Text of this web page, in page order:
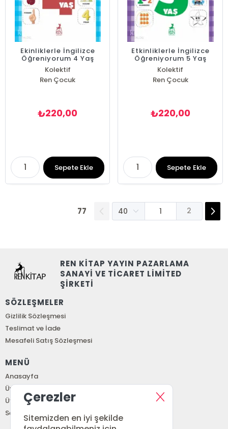
Ekinliklerle İngilizce
Öğreniyorum 4 Yaş
Kolektif
Ren Çocuk
₺220,00
Sepete Ekle
Etkinliklerle İngilizce
Öğreniyorum 5 Yaş
Kolektif
Ren Çocuk
₺220,00
Sepete Ekle
77 2
REN KİTAP YAYIN PAZARLAMA
SANAYİ VE TİCARET LİMİTED
ŞİRKETİ
SÖZLEŞMELER
Gizlilik Sözleşmesi
Teslimat ve İade
Mesafeli Satış Sözleşmesi
MENÜ
Anasayfa
Üye Girişi
Üye Ol
Sepetim
Çerezler
Sitemizden en iyi şekilde